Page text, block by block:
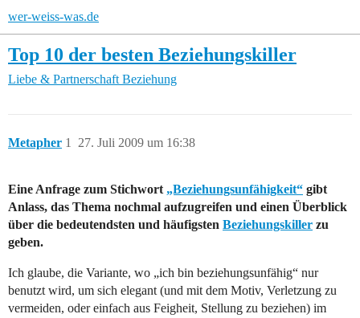
wer-weiss-was.de
Top 10 der besten Beziehungskiller
Liebe & Partnerschaft Beziehung
Metapher 27. Juli 2009 um 16:38
1
Eine Anfrage zum Stichwort „Beziehungsunfähigkeit“ gibt
Anlass, das Thema nochmal aufzugreifen und einen Überblick
über die bedeutendsten und häufigsten Beziehungskiller zu
geben.
Ich glaube, die Variante, wo „ich bin beziehungsunfähig“ nur
benutzt wird, um sich elegant (und mit dem Motiv, Verletzung zu
vermeiden, oder einfach aus Feigheit, Stellung zu beziehen) im